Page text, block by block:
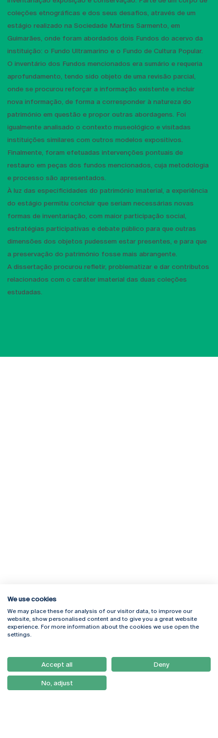
coleções etnográficas e dos seus desafios, através de um
estágio realizado na Sociedade Martins Sarmento, em
Guimarães, onde foram abordados dois Fundos do acervo da
instituição: o Fundo Ultramarino e o Fundo de Cultura Popular.
O inventário dos Fundos mencionados era sumário e requeria
aprofundamento, tendo sido objeto de uma revisão parcial,
onde se procurou reforçar a informação existente e incluir
nova informação, de forma a corresponder à natureza do
património em questão e propor outras abordagens. Foi
igualmente analisado o contexto museológico e visitadas
instituições similares com outros modelos expositivos.
Finalmente, foram efetuadas intervenções pontuais de
restauro em peças dos fundos mencionados, cuja metodologia
e processo são apresentados.
À luz das especificidades do património imaterial, a experiência
do estágio permitiu concluir que seriam necessárias novas
formas de inventariação, com maior participação social,
estratégias participativas e debate público para que outras
dimensões dos objetos pudessem estar presentes, e para que
a preservação do património fosse mais abrangente.
A dissertação procurou refletir, problematizar e dar contributos
relacionados com o caráter imaterial das duas coleções
estudadas.
Rua Diogo Botelho 1327
4169-005 Porto
+351 226 196 240
Campus Online
Webmail
Como Chegar
Newsletter
We use cookies
We may place these for analysis of our visitor data, to improve our
website, show personalised content and to give you a great website
experience. For more information about the cookies we use open the
settings.
Accept all Deny
No, adjust